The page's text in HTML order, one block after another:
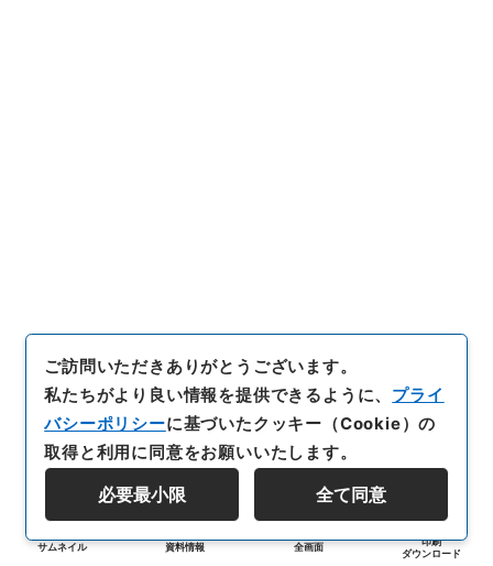
サムネイル 資料情報 全画面
印刷
ダウンロード
ご訪問いただきありがとうございます。
私たちがより良い情報を提供できるように、 プライ
バシーポリシーに基づいたクッキー（Cookie）の
取得と利用に同意をお願いいたします。
必要最小限 全て同意